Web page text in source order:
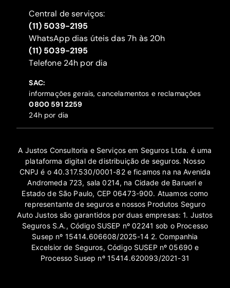
Central de serviços:
(11) 5039-2195
WhatsApp dias úteis das 7h às 20h
(11) 5039-2195
‍Telefone 24h por dia
SAC:
informações gerais, cancelamentos e reclamações
‍0800 591 2259
24h por dia
A Justos Consultoria e Serviços em Seguros Ltda. é uma
plataforma digital de distribuição de seguros. Nosso
CNPJ é o 40.317.530/0001-82 e ficamos na na Avenida
Andromeda 723, sala 0214, na Cidade de Barueri e
Estado de São Paulo, CEP 06473-900. Atuamos como
representante de seguros e nossos Produtos Seguro
Auto Justos são garantidos por duas empresas: 1. Justos
Seguros S.A., Código SUSEP nº 02241 sob o Processo
Susep nº 15414.606608/2025-14 2. Companhia
Excelsior de Seguros, Código SUSEP nº 05690 e
Processo Susep nº 15414.620093/2021-31